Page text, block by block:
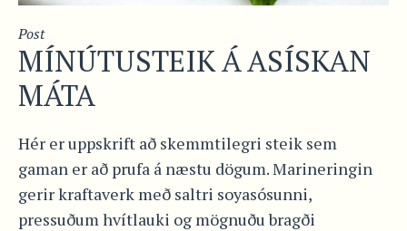
Post
MÍNÚTUSTEIK Á ASÍSKAN
MÁTA
Hér er uppskrift að skemmtilegri steik sem
gaman er að prufa á næstu dögum. Marineringin
gerir kraftaverk með saltri soyasósunni,
pressuðum hvítlauki og mögnuðu bragði